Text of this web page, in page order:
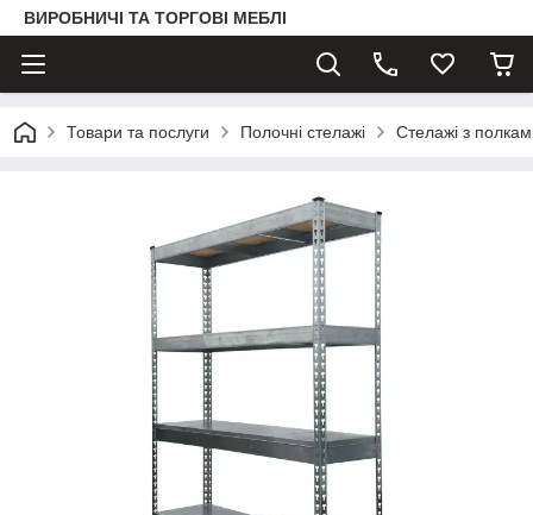
ВИРОБНИЧІ ТА ТОРГОВІ МЕБЛІ
Товари та послуги Полочні стелажі Стелажі з